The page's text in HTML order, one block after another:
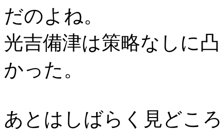
だのよね。
光吉備津は策略なしに
かった。
あとはしばらく見どこ